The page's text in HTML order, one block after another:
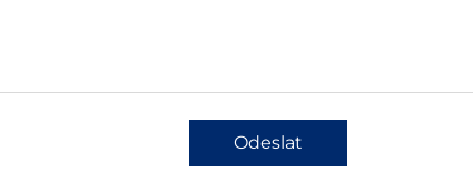
Odeslat